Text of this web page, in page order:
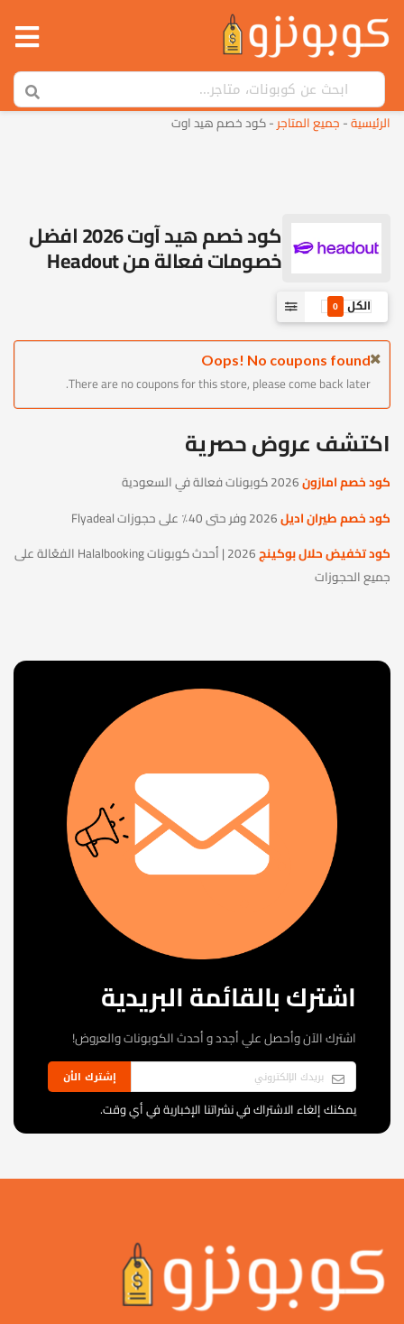
الرئيسية-جميع المتاجر-كود خصم هيد اوت
كود خصم هيد آوت 2026 افضل
خصومات فعالة من Headout
الكل 0
Oops! No coupons found
There are no coupons for this store, please come back later.
اكتشف عروض حصرية
كود خصم امازون
كود خصم طيران اديل
كود تخفيض حلال بوكينج
2026 | أحدث كوبونات Halalbooking الفعّالة على
جميع الحجوزات
اشترك بالقائمة البريدية
اشترك الآن وأحصل علي أجدد و أحدث الكوبونات والعروض!
إشترك الأن
يمكنك إلغاء الاشتراك في نشراتنا الإخبارية في أي وقت.